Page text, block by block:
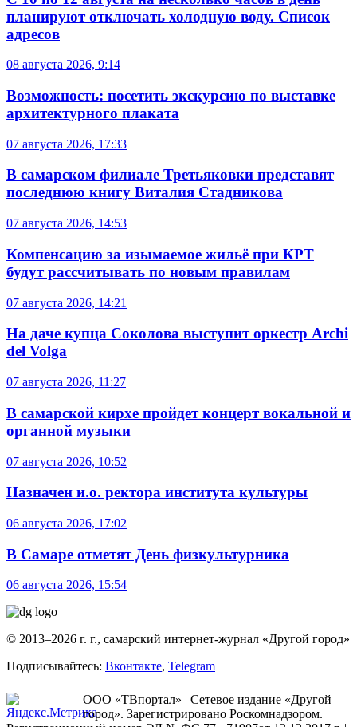
планируют отключать холодную воду. Список
адресов
08 августа 2026, 9:14
Возможность: посетить экскурсию по выставке
архитектурного плаката
07 августа 2026, 17:33
В самарском филиале Третьяковки представят
последнюю книгу Виталия Стадникова
07 августа 2026, 14:53
Компенсацию за изымаемое жильё при КРТ
будут рассчитывать по новым правилам
07 августа 2026, 14:21
На даче купца Соколова выступит оркестр Archi
del Volga
07 августа 2026, 11:27
В самарской кирхе пройдет концерт вокальной и
органной музыки
07 августа 2026, 10:52
Назначен и.о. ректора института культуры
06 августа 2026, 17:02
В Самаре отметят День физкультурника
06 августа 2026, 15:54
© 2013–2026 г. г., самарский интернет-журнал «Другой город»
Подписывайтесь: Вконтакте, Telegram
ООО «ТВпортал» | Сетевое издание «Другой
город». Зарегистрировано Роскомнадзором.